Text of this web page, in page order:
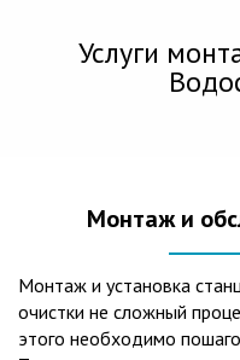
Услуги
Монтаж и
Монтаж и установка
очистки не сложный
этого необходимо